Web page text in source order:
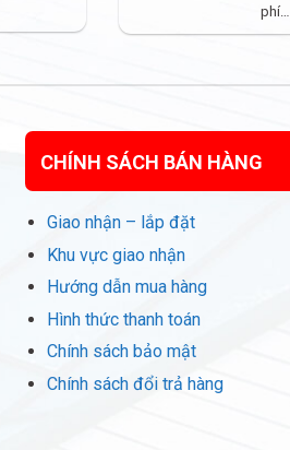
phí…
CHÍNH SÁCH BÁN HÀNG
Giao nhận – lắp đặt
Khu vực giao nhận
Hướng dẫn mua hàng
Hình thức thanh toán
Chính sách bảo mật
Chính sách đổi trả hàng